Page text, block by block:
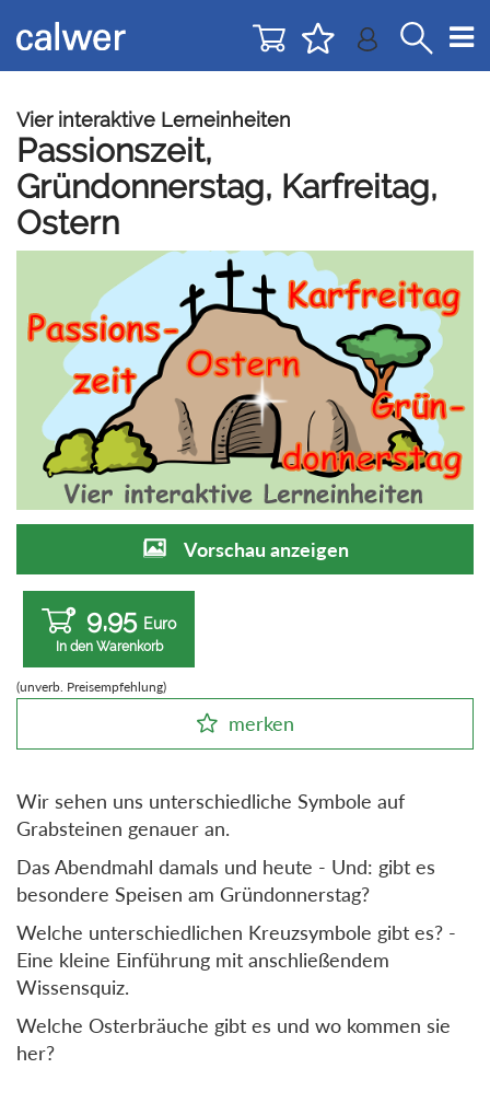
zur
Navigation
zum
Inhalt
Vier interaktive Lerneinheiten
Passionszeit,
Gründonnerstag, Karfreitag,
Ostern
Vorschau anzeigen
9,95 Euro
In den Warenkorb
(unverb. Preisempfehlung)
merken
Wir sehen uns unterschiedliche Symbole auf
Grabsteinen genauer an.
Das Abendmahl damals und heute - Und: gibt es
besondere Speisen am Gründonnerstag?
Welche unterschiedlichen Kreuzsymbole gibt es? -
Eine kleine Einführung mit anschließendem
Wissensquiz.
Welche Osterbräuche gibt es und wo kommen sie
her?